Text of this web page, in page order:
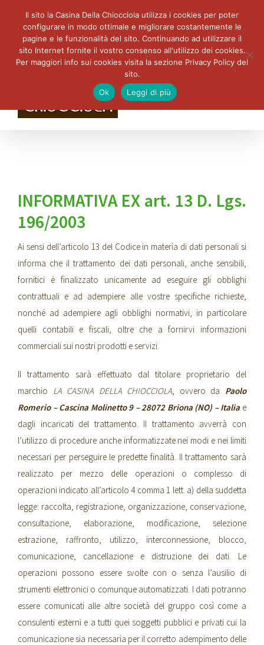
INFORMATIVA EX art. 13 D. Lgs.
196/2003
Ai sensi dell’articolo 13 del Codice in materia di dati personali si
informa che il trattamento dei dati personali, anche sensibili,
fornitici è finalizzato unicamente ad eseguire gli obblighi
contrattuali e ad adempiere alle vostre specifiche richieste,
nonché ad adempiere agli obblighi normativi, in particolare
quelli contabili e fiscali, oltre che a fornirvi informazioni
commerciali sui nostri prodotti e servizi.
Il trattamento sarà effettuato dal titolare proprietario del
marchio LA CASINA DELLA CHIOCCIOLA, ovvero da Paolo
Romerio– Cascina Molinetto 9 – 28072 Briona (NO) – Italia e
dagli incaricati del trattamento. Il trattamento avverrà con
l’utilizzo di procedure anche informatizzate nei modi e nei limiti
necessari per perseguire le predette finalità. Il trattamento sarà
realizzato per mezzo delle operazioni o complesso di
operazioni indicato all’articolo 4 comma 1 lett. a) della suddetta
legge: raccolta, registrazione, organizzazione, conservazione,
consultazione, elaborazione, modificazione, selezione
estrazione, raffronto, utilizzo, interconnessione, blocco,
comunicazione, cancellazione e distruzione dei dati. Le
operazioni possono essere svolte con o senza l’ausilio di
strumenti elettronici o comunque automatizzati. I dati potranno
essere comunicati alle altre società del gruppo così come a
consulenti esterni e a tutti quei soggetti pubblici e privati cui la
comunicazione sia necessaria per il corretto adempimento delle
Il sito la Casina Della Chiocciola utilizza i cookies per poter
configurare in modo ottimale e migliorare costantemente le
pagine e le funzionalità del sito. Continuando ad utilizzare il
sito Internet fornite il vostro consenso all'utilizzo dei cookies.
Per maggiori info sui cookies visita la sezione Privacy Policy del
sito.
Ok
Leggi di più